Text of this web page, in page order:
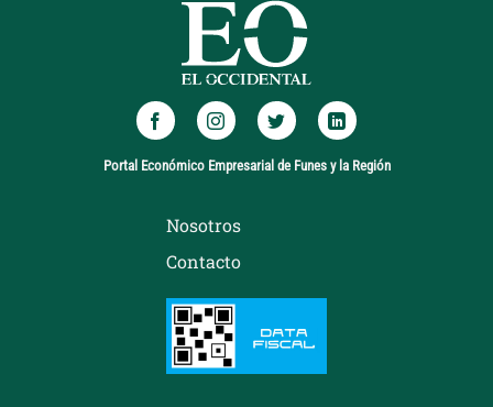
Portal Económico Empresarial de Funes y la Región
Nosotros
Contacto